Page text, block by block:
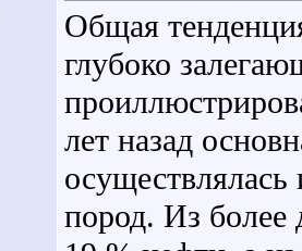
Общая
глубоко
лет назад
пород. Из более